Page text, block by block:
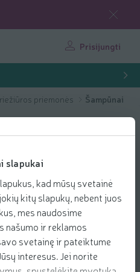
slapukai
kad mūsų svetainė
kitų slapukų, nebent juos
mes naudosime
našumo ir reklamos
svetainę ir pateiktume
interesus. Jei norite
Prisijungti
priemonės Šampūnai